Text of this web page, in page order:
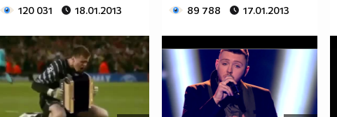
120 031 18.01.2013 89 788 17.01.2013